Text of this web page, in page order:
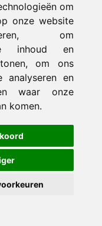
om
onze website
om
inhoud en
om ons
analyseren en
waar onze
komen.
129
by Selious B.V.